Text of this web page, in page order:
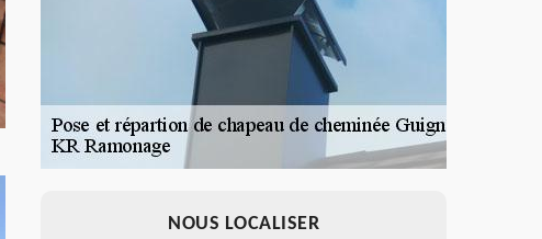
NOUS LOCALISER